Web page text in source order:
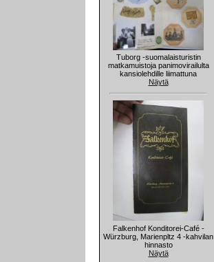
Tuborg -suomalaisturistin
matkamuistoja panimovirailulta
kansiolehdille liimattuna
Näytä
Falkenhof Konditorei-Café -
Würzburg, Marienpltz 4 -kahvilan
hinnasto
Näytä